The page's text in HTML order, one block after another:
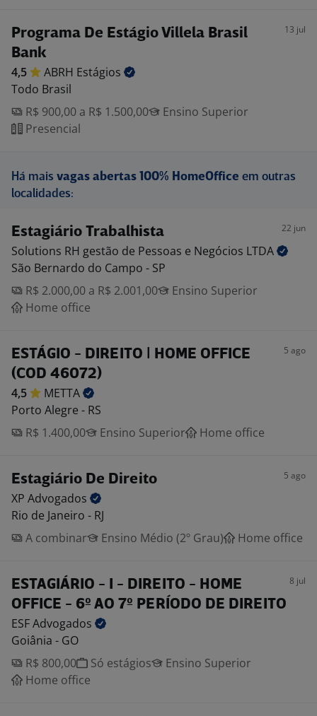
Programa De Estágio Villela Brasil
Bank
13 jul
4,5 ABRH Estágios
Todo Brasil
R$ 900,00 a R$ 1.500,00
Ensino Superior
Presencial
Há mais vagas abertas 100% HomeOffice em outras
localidades:
Estagiário Trabalhista 22 jun
Solutions RH gestão de Pessoas e Negócios LTDA
São Bernardo do Campo - SP
R$ 2.000,00 a R$ 2.001,00
Ensino Superior
Home office
ESTÁGIO - DIREITO | HOME OFFICE
(COD 46072)
5 ago
4,5
METTA
Porto Alegre - RS
R$ 1.400,00
Ensino Superior Home office
Estagiário De Direito 5 ago
XP Advogados
Rio de Janeiro - RJ
A combinar
Ensino Médio (2º Grau) Home office
ESTAGIÁRIO - I - DIREITO - HOME
OFFICE - 6º AO 7º PERÍODO DE DIREITO
8 jul
ESFAdvogados
Goiânia - GO
R$ 800,00
Só estágios
Ensino Superior
Home office